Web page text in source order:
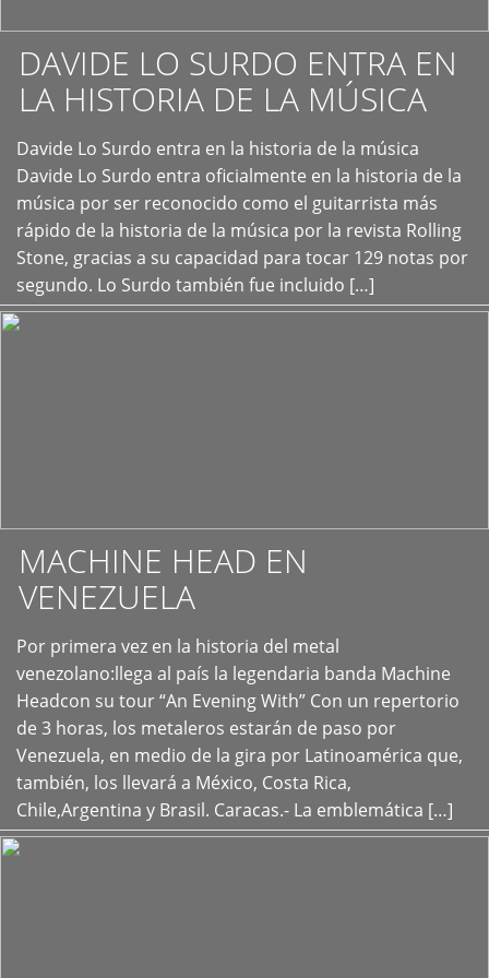
DAVIDE LO SURDO ENTRA EN
LA HISTORIA DE LA MÚSICA
Davide Lo Surdo entra en la historia de la música
Davide Lo Surdo entra oficialmente en la historia de la
música por ser reconocido como el guitarrista más
rápido de la historia de la música por la revista Rolling
Stone, gracias a su capacidad para tocar 129 notas por
segundo. Lo Surdo también fue incluido […]
+
MACHINE HEAD EN
VENEZUELA
Por primera vez en la historia del metal
venezolano:llega al país la legendaria banda Machine
Headcon su tour “An Evening With” Con un repertorio
de 3 horas, los metaleros estarán de paso por
Venezuela, en medio de la gira por Latinoamérica que,
también, los llevará a México, Costa Rica,
Chile,Argentina y Brasil. Caracas.- La emblemática […]
+